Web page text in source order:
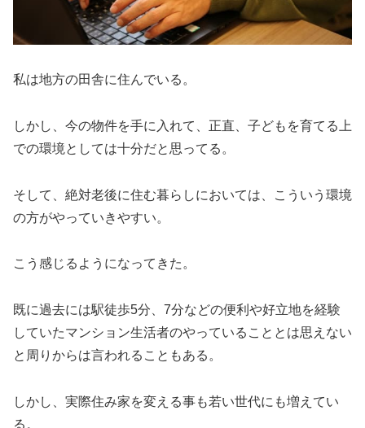
私は地方の田舎に住んでいる。
しかし、今の物件を手に入れて、正直、子どもを育てる上
での環境としては十分だと思ってる。
そして、絶対老後に住む暮らしにおいては、こういう環境
の方がやっていきやすい。
こう感じるようになってきた。
既に過去には駅徒歩5分、7分などの便利や好立地を経験
していたマンション生活者のやっていることとは思えない
と周りからは言われることもある。
しかし、実際住み家を変える事も若い世代にも増えてい
る。